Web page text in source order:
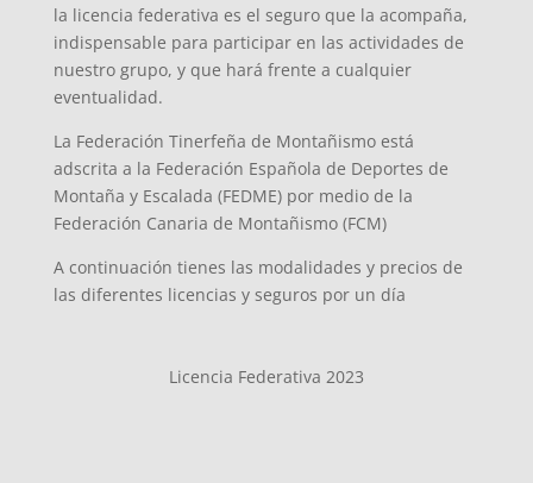
la licencia federativa es el seguro que la acompaña,
indispensable para participar en las actividades de
nuestro grupo, y que hará frente a cualquier
eventualidad.
La Federación Tinerfeña de Montañismo está
adscrita a la Federación Española de Deportes de
Montaña y Escalada (FEDME) por medio de la
Federación Canaria de Montañismo (FCM)
A continuación tienes las modalidades y precios de
las diferentes licencias y seguros por un día
Licencia Federativa 2023